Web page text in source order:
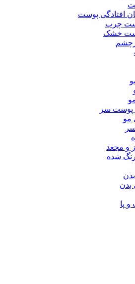
افتادگی پوست
چرب
خشک
پوست سر
مو
و مجعد
شده
پا